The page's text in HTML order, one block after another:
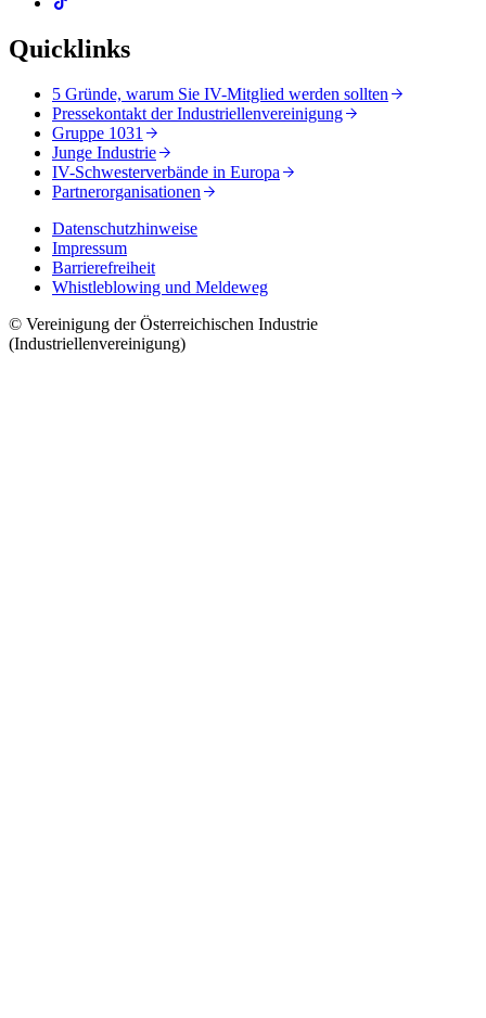
Quicklinks
5 Gründe, warum Sie IV-Mitglied werden sollten
Pressekontakt der Industriellenvereinigung
Gruppe 1031
Junge Industrie
IV-Schwesterverbände in Europa
Partnerorganisationen
Datenschutzhinweise
Impressum
Barrierefreiheit
Whistleblowing und Meldeweg
© Vereinigung der Österreichischen Industrie
(Industriellenvereinigung)